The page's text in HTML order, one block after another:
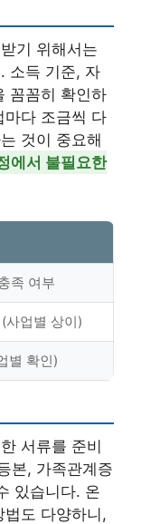
기 위해서는
소득 기준, 자
꼼꼼히 확인하
마다 조금씩 다
것이 중요해
에서 불필요한
족 여부
사업별 상이)
별 확인)
서류를 준비
본, 가족관계증
있습니다. 온
도 다양하니,